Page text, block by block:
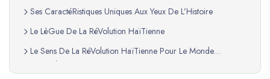
Ses CaractéRistiques Uniques Aux Yeux De L’Histoire
Le LèGue De La RéVolution HaïTienne
Le Sens De La RéVolution HaïTienne Pour Le Monde
D’Aujourd’Hui